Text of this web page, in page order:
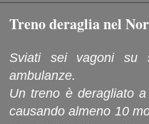
Treno deraglia nel
Sviati sei vagoni su
ambulanze.
Un treno è deragliato
causando almeno 10